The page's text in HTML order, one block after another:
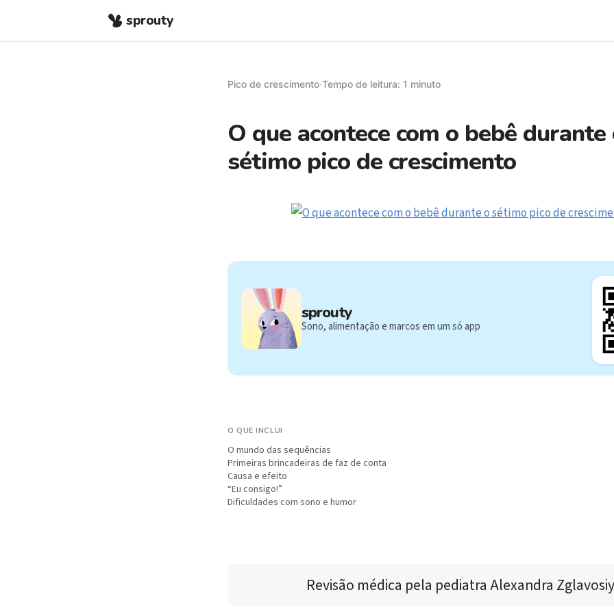
sprouty
Pico de crescimento·Tempo de leitura: 1 minuto
O que acontece com o bebê durante
sétimo pico de crescimento
sprouty
Sono, alimentação e marcos em um só app
O QUE INCLUI
O mundo das sequências
Primeiras brincadeiras de faz de conta
Causa e efeito
“Eu consigo!”
Dificuldades com sono e humor
Revisão médica pela pediatra Alexandra Zglavosiy